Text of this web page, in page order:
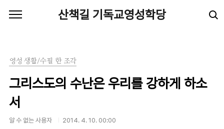
산책길 기독교영성학당
영성 생활/수필 한 조각
그리스도의 수난은 우리를 강하게 하소
서
알 수 없는 사용자 2014. 4. 10. 00:00